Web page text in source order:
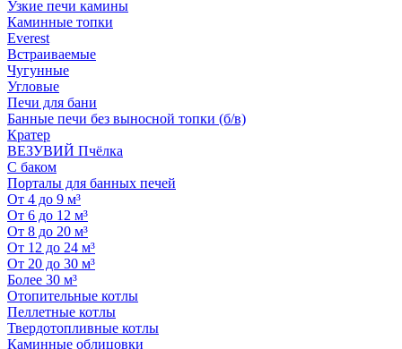
Узкие печи камины
Каминные топки
Everest
Встраиваемые
Чугунные
Угловые
Печи для бани
Банные печи без выносной топки (б/в)
Кратер
ВЕЗУВИЙ Пчёлка
С баком
Порталы для банных печей
От 4 до 9 м³
От 6 до 12 м³
От 8 до 20 м³
От 12 до 24 м³
От 20 до 30 м³
Более 30 м³
Отопительные котлы
Пеллетные котлы
Твердотопливные котлы
Каминные облицовки